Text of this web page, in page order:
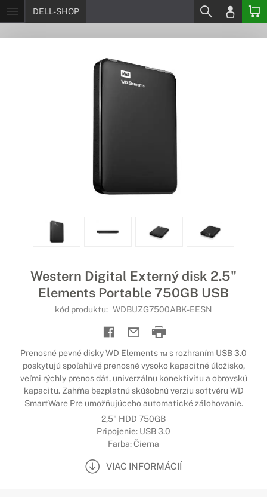
DELL-SHOP
Western Digital Externý disk 2.5"
Elements Portable 750GB USB
kód produktu: WDBUZG7500ABK-EESN
Prenosné pevné disky WD Elements ™ s rozhraním USB 3.0
poskytujú spoľahlivé prenosné vysoko kapacitné úložisko,
veľmi rýchly prenos dát, univerzálnu konektivitu a obrovskú
kapacitu. Zahŕňa bezplatnú skúšobnú verziu softvéru WD
SmartWare Pre umožňujúceho automatické zálohovanie.
2,5" HDD 750GB
Pripojenie: USB 3.0
Farba: Čierna
VIAC INFORMÁCIÍ